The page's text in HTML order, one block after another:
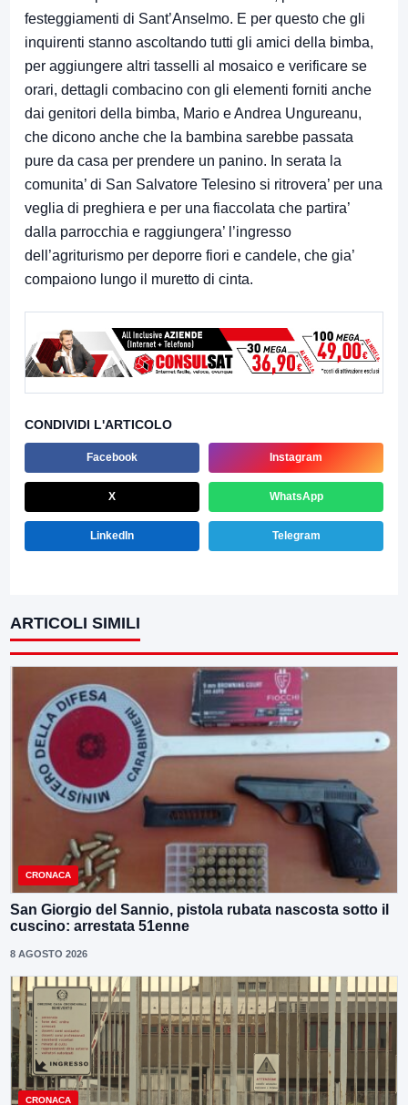
festeggiamenti di Sant’Anselmo. E per questo che gli
inquirenti stanno ascoltando tutti gli amici della bimba,
per aggiungere altri tasselli al mosaico e verificare se
orari, dettagli combacino con gli elementi forniti anche
dai genitori della bimba, Mario e Andrea Ungureanu,
che dicono anche che la bambina sarebbe passata
pure da casa per prendere un panino. In serata la
comunita’ di San Salvatore Telesino si ritrovera’ per una
veglia di preghiera e per una fiaccolata che partira’
dalla parrocchia e raggiungera’ l’ingresso
dell’agriturismo per deporre fiori e candele, che gia’
compaiono lungo il muretto di cinta.
CONDIVIDI L'ARTICOLO
Facebook Instagram
X WhatsApp
LinkedIn Telegram
ARTICOLI SIMILI
CRONACA
San Giorgio del Sannio, pistola rubata nascosta sotto il
cuscino: arrestata 51enne
8 AGOSTO 2026
CRONACA